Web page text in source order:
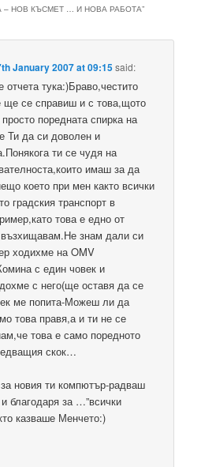
– НОВ КЪСМЕТ … И НОВА РАБОТА”
January 2007 at 09:15said:
тука:)Браво,честито
се справиш и с това,щото
поредната спирка на
Ти да си доволен и
ти се чудя на
имаш за да
което при мен както всички
градския транспорт в
това е едно от
възхищавам.Не знам дали си
ходихме на OMV
с един човек и
с него(ще оставя да се
ме попита-Можеш ли да
това правя,а и ти не се
това е само поредното
скок…
новия ти компютър-радваш
благодаря за …”всички
казваше Менчето:)